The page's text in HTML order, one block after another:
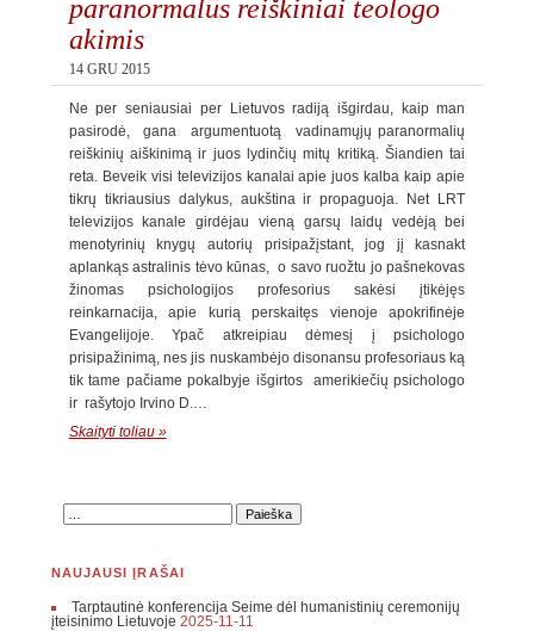
paranormalūs reiškiniai teologo
akimis
14 GRU 2015
Ne per seniausiai per Lietuvos radiją išgirdau, kaip man
pasirodė, gana argumentuotą vadinamųjų paranormalių
reiškinių aiškinimą ir juos lydinčių mitų kritiką. Šiandien tai
reta. Beveik visi televizijos kanalai apie juos kalba kaip apie
tikrų tikriausius dalykus, aukština ir propaguoja. Net LRT
televizijos kanale girdėjau vieną garsų laidų vedėją bei
menotyrinių knygų autorių prisipažįstant, jog jį kasnakt
aplankąs astralinis tėvo kūnas, o savo ruožtu jo pašnekovas
žinomas psichologijos profesorius sakėsi įtikėjęs
reinkarnacija, apie kurią perskaitęs vienoje apokrifinėje
Evangelijoje. Ypač atkreipiau dėmesį į psichologo
prisipažinimą, nes jis nuskambėjo disonansu profesoriaus ką
tik tame pačiame pokalbyje išgirtos amerikiečių psichologo
ir rašytojo Irvino D.…
Skaityti toliau »
NAUJAUSI ĮRAŠAI
Tarptautinė konferencija Seime dėl humanistinių ceremonijų
įteisinimo Lietuvoje 2025-11-11